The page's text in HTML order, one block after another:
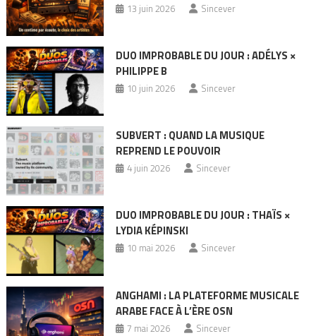
13 juin 2026 Sincever
DUO IMPROBABLE DU JOUR : ADÉLYS ×
PHILIPPE B
10 juin 2026 Sincever
SUBVERT : QUAND LA MUSIQUE
REPREND LE POUVOIR
4 juin 2026 Sincever
DUO IMPROBABLE DU JOUR : THAÏS ×
LYDIA KÉPINSKI
10 mai 2026 Sincever
ANGHAMI : LA PLATEFORME MUSICALE
ARABE FACE À L’ÈRE OSN
7 mai 2026 Sincever